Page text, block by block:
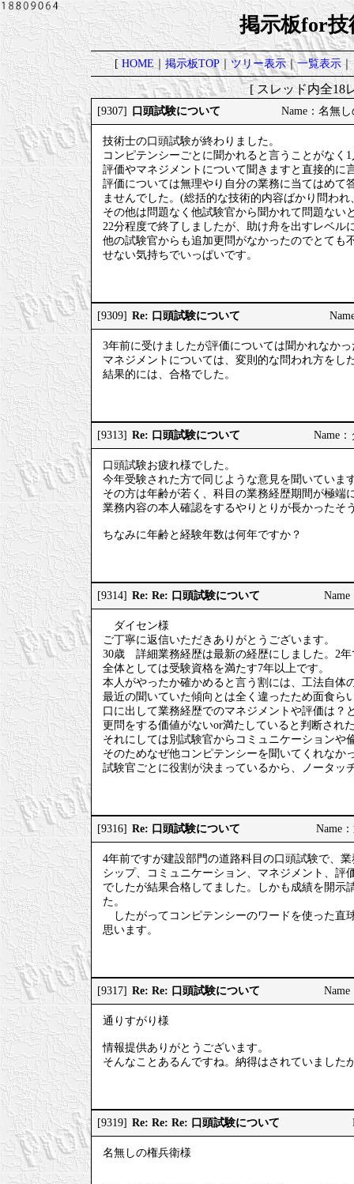
掲示板for技
[HOME｜掲示板TOP｜ツリー表示｜一覧表示｜
[ スレッド内全
[9307] 口頭試験について Name：名無
技術士の口頭試験が終わりました。
コンピテンシーごとに聞かれると言うことがな
評価やマネジメントについて聞きますと直接的に
評価については無理やり自分の業務に当てはめて
ませんでした。(総括的な技術的内容ばかり問わ
その他は問題なく他試験官から聞かれて問題ない
22分程度で終了しましたが、助け舟を出すレベル
他の試験官からも追加更問がなかったのでとても
せない気持ちでいっぱいです。
[9309] Re: 口頭試験について
3年前に受けましたが評価については聞かれなか
マネジメントについては、変則的な問われ方を
結果的には、合格でした。
[9313] Re: 口頭試験について Name
口頭試験お疲れ様でした。
今年受験された方で同じような意見を聞いていま
その方は年齢が若く、科目の業務経歴期間が極端
業務内容の本人確認をするやりとりが長かったそ
ちなみに年齢と経験年数は何年ですか？
[9314] Re: Re: 口頭試験について
ダイセン様
ご丁寧に返信いただきありがとうございます。
30歳 詳細業務経歴は最新の経歴にしました。2年
全体としては受験資格を満たす7年以上です。
本人がやったか確かめると言う割には、工法自体
最近の聞いていた傾向とは全く違ったため面食ら
口に出して業務経歴でのマネジメントや評価は？
更問をする価値がないor満たしていると判断され
それにしては別試験官からコミュニケーションや
そのためなぜ他コンピテンシーを聞いてくれなか
試験官ごとに役割が決まっているから、ノータッ
[9316] Re: 口頭試験について Name
4年前ですが建設部門の道路科目の口頭試験で、
シップ、コミュニケーション、マネジメント、
でしたが結果合格してました。しかも成績を開
た。
したがってコンピテンシーのワードを使った直
思います。
[9317] Re: Re: 口頭試験について
通りすがり様
情報提供ありがとうございます。
そんなことあるんですね。納得はされていました
[9319] Re: Re: Re: 口頭試験について
名無しの権兵衛様